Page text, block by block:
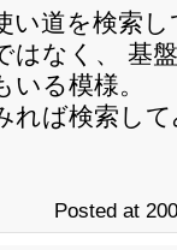
い道を検索
はなく、 基
る模様。
れば検索し
Posted at